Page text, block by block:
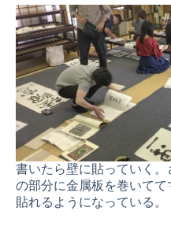
書いたら壁に貼っていく
の部分に金属板を巻いてて
貼れるようになっている。